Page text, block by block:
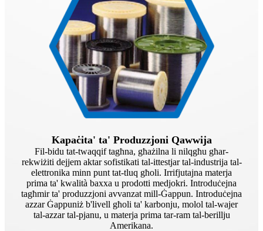
Kapaċita' ta' Produzzjoni Qawwija
Fil-bidu tat-twaqqif tagħna, għażilna li nilqgħu għar-
rekwiżiti dejjem aktar sofistikati tal-ittestjar tal-industrija tal-
elettronika minn punt tat-tluq għoli. Irrifjutajna materja
prima ta' kwalità baxxa u prodotti medjokri. Introduċejna
tagħmir ta' produzzjoni avvanzat mill-Ġappun. Introduċejna
azzar Ġappuniż b'livell għoli ta' karbonju, molol tal-wajer
tal-azzar tal-pjanu, u materja prima tar-ram tal-berillju
Amerikana.